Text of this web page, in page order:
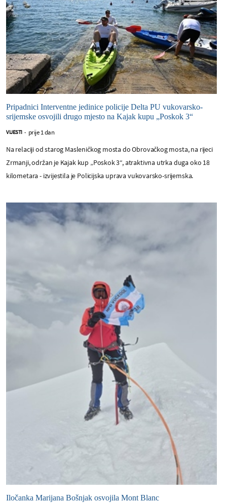
Pripadnici Interventne jedinice policije Delta PU vukovarsko-
srijemske osvojili drugo mjesto na Kajak kupu „Poskok 3“
VIJESTI - prije 1 dan
Na relaciji od starog Masleničkog mosta do Obrovačkog mosta, na rijeci
Zrmanji, održan je Kajak kup „Poskok 3“, atraktivna utrka duga oko 18
kilometara - izvijestila je Policijska uprava vukovarsko-srijemska.
Iločanka Marijana Bošnjak osvojila Mont Blanc